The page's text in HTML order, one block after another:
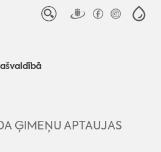
ĢIMEŅU APTAUJAS